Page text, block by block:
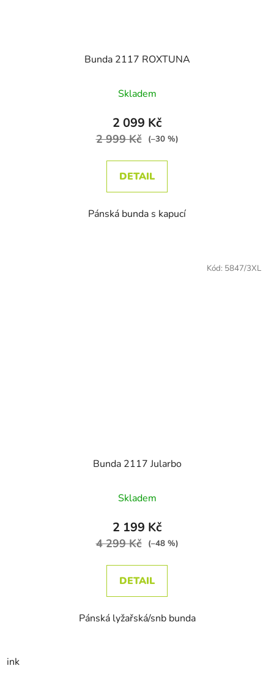
Bunda 2117 ROXTUNA
Skladem
2 099 Kč
2 999 Kč (–30 %)
DETAIL
Pánská bunda s kapucí
Bunda 2117 Jularbo
Skladem
2 199 Kč
4 299 Kč (–48 %)
DETAIL
Pánská lyžařská/snb bunda
ink
Kód: 5847/3XL